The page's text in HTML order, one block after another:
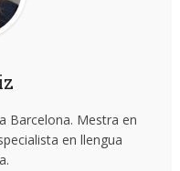
Barcelona. Mestra en
en llengua